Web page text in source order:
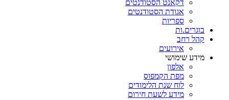
דקאנט הסטודנטים
אגודת הסטודנטים
ספריות
בוגרים.ות
קהל רחב
אירועים
מידע שימושי
אלפון
מפת הקמפוס
לוח שנת הלימודים
מידע לשעת חירום